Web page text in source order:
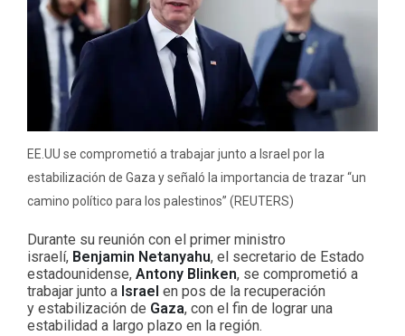
EE.UU se comprometió a trabajar junto a Israel por la
estabilización de Gaza y señaló la importancia de trazar “un
camino político para los palestinos” (REUTERS)
Durante su reunión con el primer ministro
israelí, Benjamin Netanyahu, el secretario de Estado
estadounidense, Antony Blinken, se comprometió a
trabajar junto a Israel en pos de la recuperación
y estabilización de Gaza, con el fin de lograr una
estabilidad a largo plazo en la región.